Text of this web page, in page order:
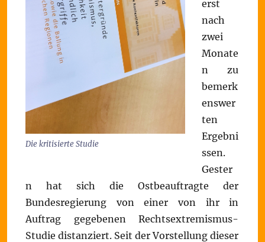
Die kritisierte Studie
erst
nach
zwei
Monate
n zu
bemerk
enswer
ten
Ergebni
ssen.
Gester
n hat sich die Ostbeauftragte der
Bundesregierung von einer von ihr in
Auftrag gegebenen Rechtsextremismus-
Studie distanziert. Seit der Vorstellung dieser